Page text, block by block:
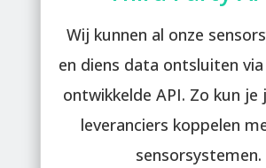
Wij kunnen al onze
en diens data ontsluiten via
ontwikkelde API. Zo kun je
leveranciers koppelen
sensorsystemen.